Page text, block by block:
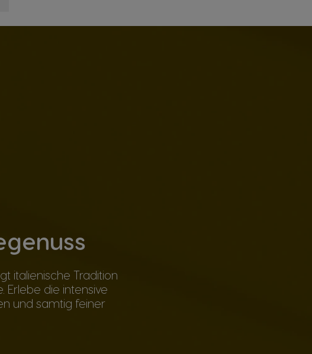
italienische Tradition
Erlebe die intensive
und samtig feiner